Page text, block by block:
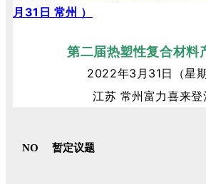
月31日 常州 ）
第二届热塑性复合材料
2022年3月31日（星期
江苏 常州富力喜来登
NO 暂定议题